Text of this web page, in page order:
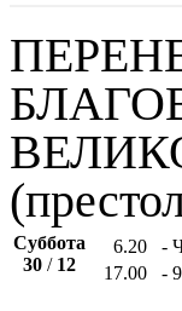
Суббота
30 / 12
6.20
-
17.00
-